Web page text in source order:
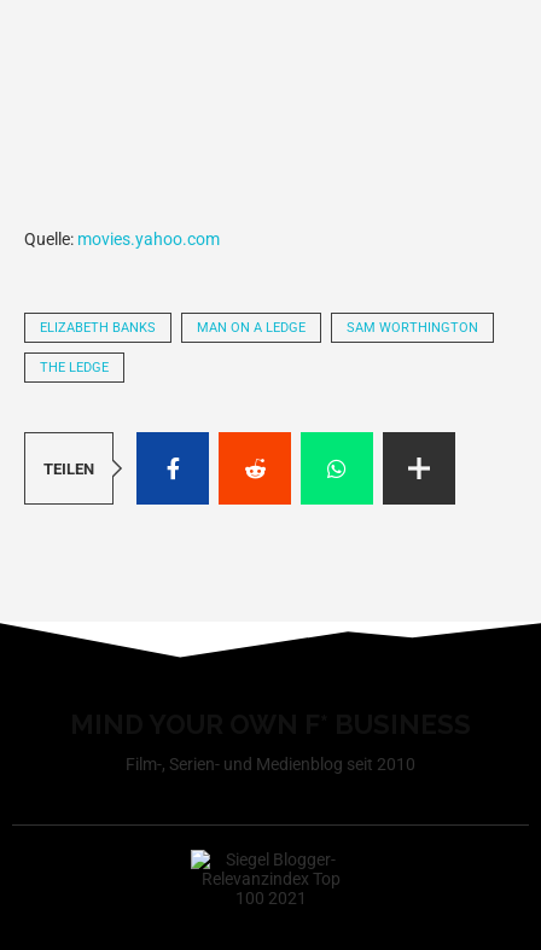
Quelle: movies.yahoo.com
ELIZABETH BANKS MAN ON A LEDGE SAM WORTHINGTON
THE LEDGE
TEILEN
Film-, Serien- und Medienblog seit 2010